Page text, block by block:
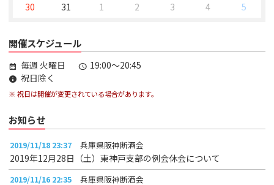
30
31 1 2 3 4 5
開催スケジュール
calendar_month 毎週 火曜日 schedule 19:00～20:45
info 祝日除く
※ 祝日は開催が変更されている場合があります。
お知らせ
2019/11/18 23:37 兵庫県阪神断酒会
2019年12月28日（土）東神戸支部の例会休会について
2019/11/16 22:35 兵庫県阪神断酒会